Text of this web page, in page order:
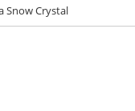
Snow Crystal